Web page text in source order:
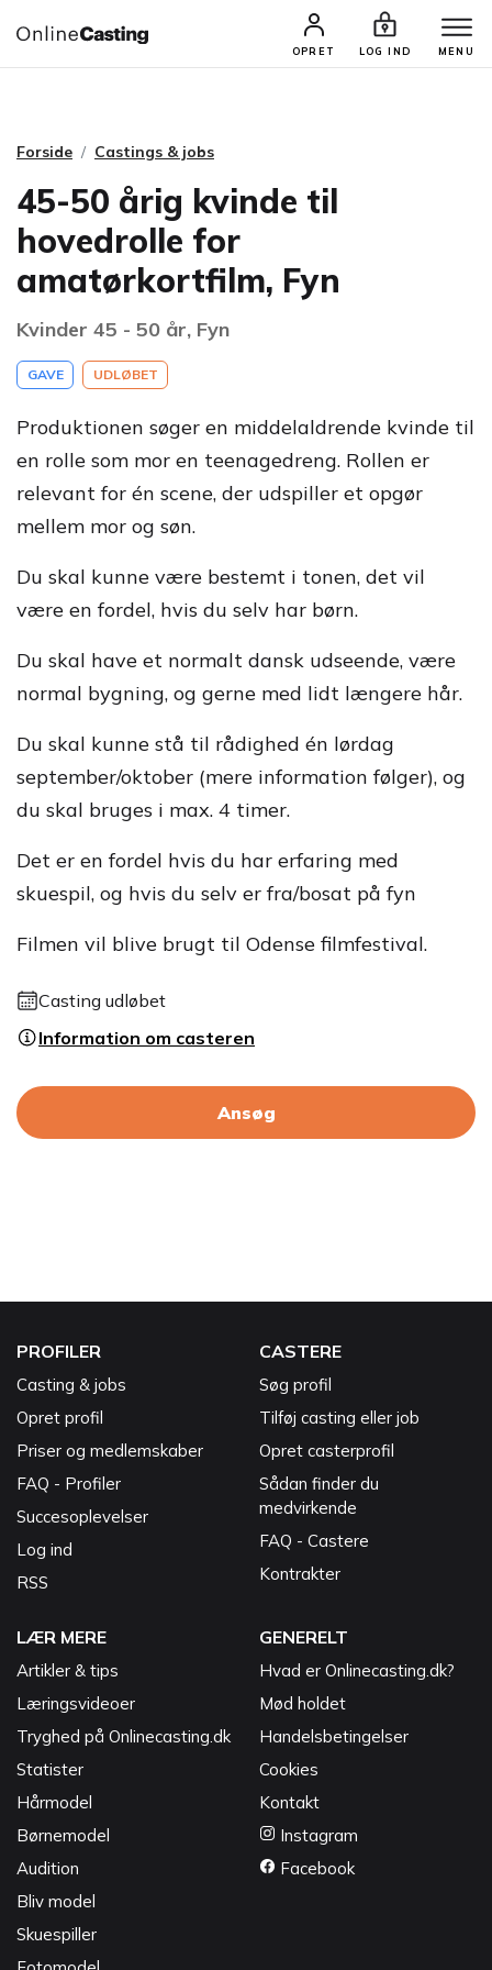
OPRET LOG IND MENU
CASTINGS & JOBS SØG PROFIL
Forside Castings & jobs
45-50 årig kvinde til
hovedrolle for
amatørkortfilm, Fyn
Kvinder 45 - 50 år, Fyn
GAVE UDLØBET
Produktionen søger en middelaldrende kvinde til
en rolle som mor en teenagedreng. Rollen er
relevant for én scene, der udspiller et opgør
mellem mor og søn.
Du skal kunne være bestemt i tonen, det vil
være en fordel, hvis du selv har børn.
Du skal have et normalt dansk udseende, være
normal bygning, og gerne med lidt længere hår.
Du skal kunne stå til rådighed én lørdag
september/oktober (mere information følger), og
du skal bruges i max. 4 timer.
Det er en fordel hvis du har erfaring med
skuespil, og hvis du selv er fra/bosat på fyn
Filmen vil blive brugt til Odense filmfestival.
Casting udløbet
Information om casteren
Ansøg
PROFILER
Casting & jobs
Opret profil
Priser og medlemskaber
FAQ - Profiler
Succesoplevelser
Log ind
RSS
CASTERE
Søg profil
Tilføj casting eller job
Opret casterprofil
Sådan finder du
medvirkende
FAQ - Castere
Kontrakter
LÆR MERE
Artikler & tips
Læringsvideoer
Tryghed på Onlinecasting.dk
Statister
Hårmodel
Børnemodel
Audition
Bliv model
Skuespiller
GENERELT
Hvad er Onlinecasting.dk?
Mød holdet
Handelsbetingelser
Cookies
Kontakt
Instagram
Facebook